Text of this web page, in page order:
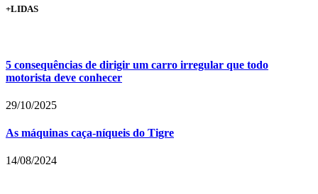
+LIDAS
5 consequências de dirigir um carro irregular que todo
motorista deve conhecer
29/10/2025
As máquinas caça-níqueis do Tigre
14/08/2024